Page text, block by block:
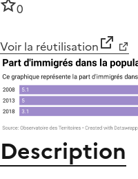
0
Voir la réutilisation
Description